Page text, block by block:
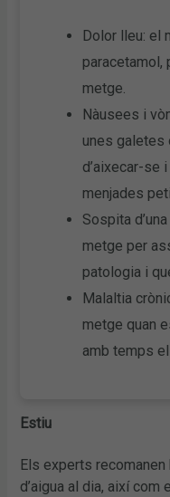
Dolor lleu: el
paracetamol,
metge.
Nàusees i
unes galetes
d’aixecar-se
menjades
Sospita
metge per
patologia i
Malaltia
metge quan
amb temps
Estiu
Els experts
d’aigua al dia, així